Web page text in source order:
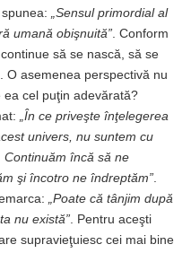
„Sensul primordial al
umană obişnuită”. Conform
să se nască, să se
O asemenea perspectivă nu
cel puţin adevărată?
„În ce priveşte înţelegerea
univers, nu suntem cu
încă să ne
şi încotro ne îndreptăm”.
„Poate că tânjim după
nu există”. Pentru aceşti
supravieţuiesc cei mai bine